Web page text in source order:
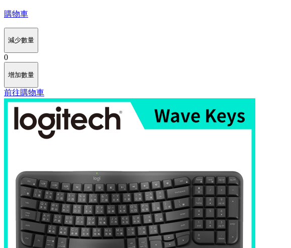
購物車
減少數量
0
增加數量
前往購物車